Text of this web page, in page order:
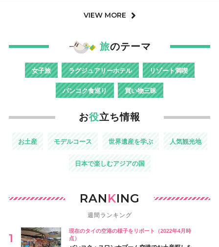
VIEW MORE
旅のテーマ
女子旅 ラグジュアリーホテル リゾート満喫
バンコク食巡り 買い物三昧
お役立ち情報
お土産 モデルコース 世界遺産を学ぶ 人気観光地
日本で楽しむアジアの国
RANKING
週間ランキング
現在のタイの空港の様子をリポート（2022年4月時
点）